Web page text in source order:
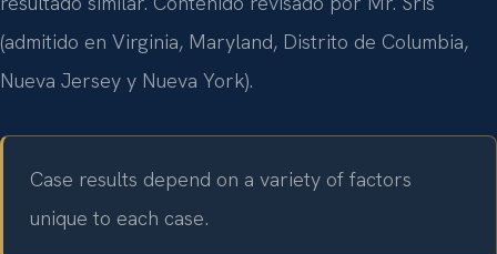
(admitido en Virginia, Maryland, Distrito de Columbia,
Nueva Jersey y Nueva York).
Case results depend on a variety of factors
unique to each case.